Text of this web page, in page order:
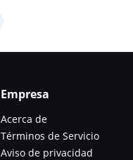
Empresa
Acerca de
Términos de Servicio
Aviso de privacidad